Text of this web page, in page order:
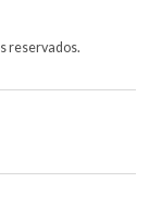
reservados.